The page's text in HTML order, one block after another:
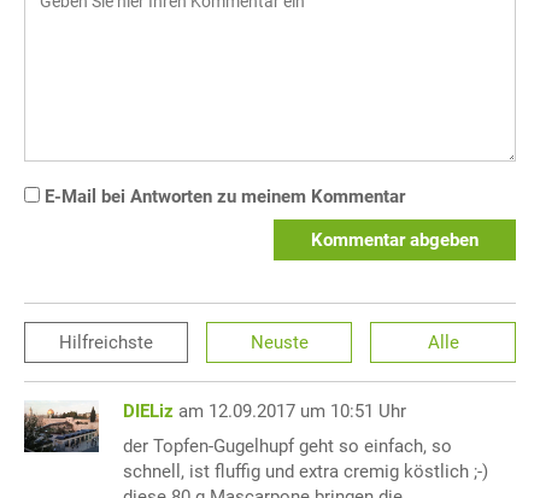
E-Mail bei Antworten zu meinem Kommentar
Kommentar abgeben
Hilfreichste Neuste Alle
DIELiz am 12.09.2017 um 10:51 Uhr
der Topfen-Gugelhupf geht so einfach, so
schnell, ist fluffig und extra cremig köstlich ;-)